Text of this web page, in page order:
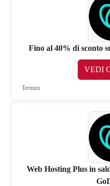
Fino al 40% di sconto
VEDI
Termini
Web Hosting Plus in